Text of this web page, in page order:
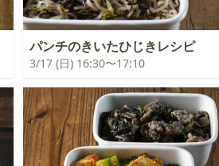
パンチのきいたひじきレシピ
3/17 (日) 16:30〜17:10